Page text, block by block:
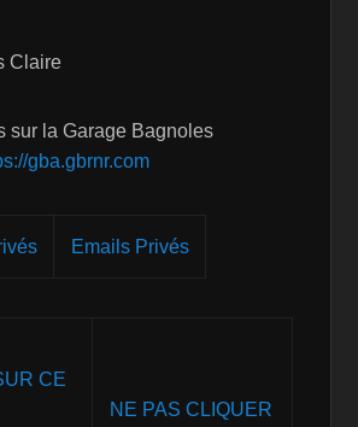
Claire
sur la Garage Bagnoles
gba.gbrnr.com
Emails Privés
NE PAS CLIQUER